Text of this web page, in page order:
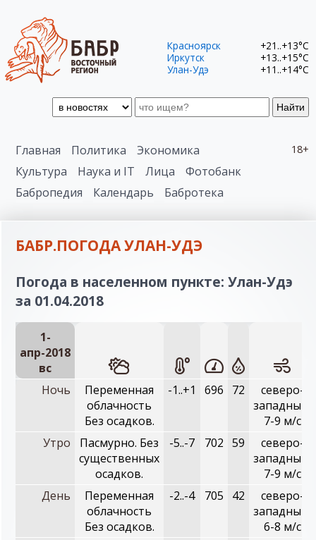
Найти
Красноярск
+21..+13°C
Иркутск
+13..+15°C
Улан-Удэ
+11..+14°C
18+
Главная Политика
Экономика
Культура
Наука и IT Лица
Фотобанк
Бабропедия
Календарь Бабротека
БАБР.ПОГОДА УЛАН-УДЭ
Погода в населенном пункте: Улан-Удэ
за 01.04.2018
1-
апр-2018
вc
Ночь
Переменная
облачность
Без осадков.
-1..+1 696 72
северо-
западный,
7-9 м/с
Утро
Пасмурно. Без
существенных
осадков.
-5..-7 702 59
северо-
западный,
7-9 м/с
День
Переменная
облачность
Без осадков.
-2..-4 705 42
северо-
западный,
6-8 м/с